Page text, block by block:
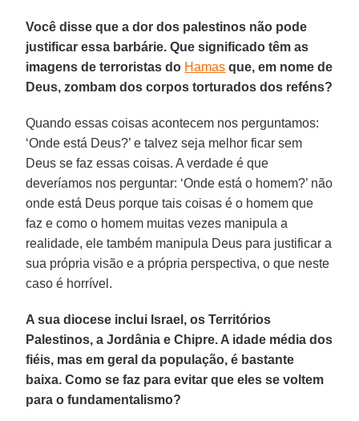
Você disse que a dor dos palestinos não pode
justificar essa barbárie. Que significado têm as
imagens de terroristas do Hamas que, em nome de
Deus, zombam dos corpos torturados dos reféns?
Quando essas coisas acontecem nos perguntamos:
‘Onde está Deus?’ e talvez seja melhor ficar sem
Deus se faz essas coisas. A verdade é que
deveríamos nos perguntar: ‘Onde está o homem?’ não
onde está Deus porque tais coisas é o homem que
faz e como o homem muitas vezes manipula a
realidade, ele também manipula Deus para justificar a
sua própria visão e a própria perspectiva, o que neste
caso é horrível.
A sua diocese inclui Israel, os Territórios
Palestinos, a Jordânia e Chipre. A idade média dos
fiéis, mas em geral da população, é bastante
baixa. Como se faz para evitar que eles se voltem
para o fundamentalismo?